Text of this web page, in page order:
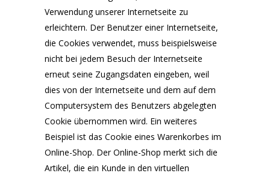
Verwendung unserer Internetseite zu
erleichtern. Der Benutzer einer Internetseite,
die Cookies verwendet, muss beispielsweise
nicht bei jedem Besuch der Internetseite
erneut seine Zugangsdaten eingeben, weil
dies von der Internetseite und dem auf dem
Computersystem des Benutzers abgelegten
Cookie übernommen wird. Ein weiteres
Beispiel ist das Cookie eines Warenkorbes im
Online-Shop. Der Online-Shop merkt sich die
Artikel, die ein Kunde in den virtuellen